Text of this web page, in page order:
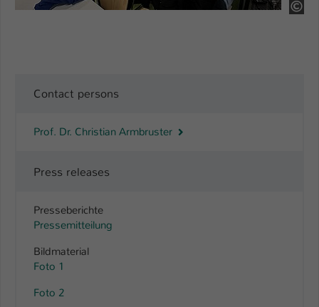
Contact persons
Prof. Dr. Christian Armbruster
Press releases
Presseberichte
Pressemitteilung
Bildmaterial
Foto 1
Foto 2